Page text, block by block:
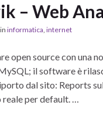
– Web
in informatica, internet
open source con una
il software è
dal sito: Reports
per default. …